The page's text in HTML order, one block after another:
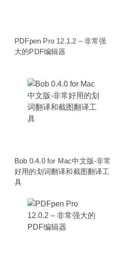
PDFpen Pro 12.1.2 – 非常强
大的PDF编辑器
Bob 0.4.0 for Mac中文版-非常
好用的划词翻译和截图翻译工
具